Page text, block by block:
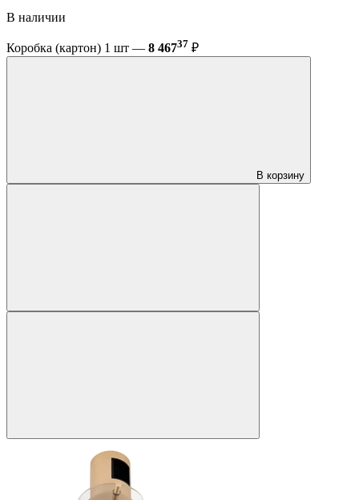
В наличии
Коробка (картон) 1 шт — 8 46737 ₽
В корзину